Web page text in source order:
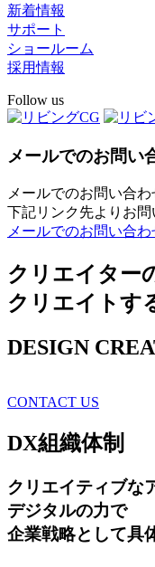
新着情報
サポート
ショールーム
採用情報
Follow us
メールでのお問い
メールでのお問い合わ
下記リンク先よりお問
メールでのお問い合わ
クリエイター
クリエイトす
DESIGN
CONTACT US
DX組織体制
クリエイティブな
デジタルの力で
企業戦略として具